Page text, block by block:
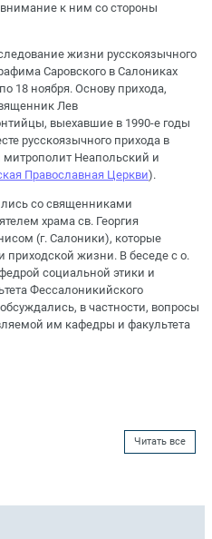
к ним со стороны
жизни русскоязычного
Саровского в Салониках
18 ноября. Основу прихода,
Лев
выехавшие в 1990-е годы
русскоязычного прихода в
митрополит Неапольский и
Православная Церкви).
со священниками
храма св. Георгия
(г. Салоники), которые
приходской жизни. В беседе с о.
социальной этики и
Фессалоникийского
в частности, вопросы
им кафедры и факультета
Читать все